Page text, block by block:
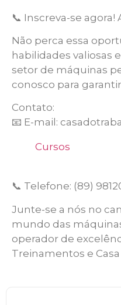
📞 Inscreva-se agora!
Não perca essa
habilidades valiosas
setor de máquinas
conosco para
Contato:
📧 E-mail:
Cursos
📞 Telefone: (89)
Junte-se a nós no
mundo das
operador de
Treinamentos e